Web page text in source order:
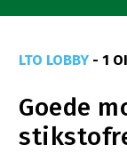
Goed eten
Mooi groen
LTO LOBBY - 1
Goede